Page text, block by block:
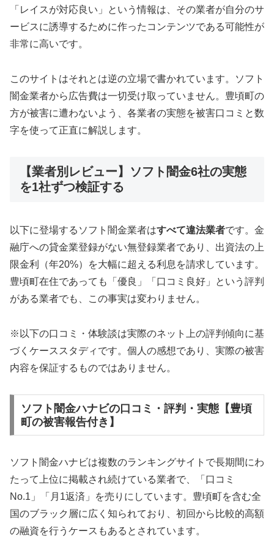
「レイスが対応良い」という情報は、その業者が自分のサ
ービスに誘導するために作ったコンテンツである可能性が
非常に高いです。
このサイトはそれとは逆の立場で書かれています。ソフト
闇金業者から広告費は一切受け取っていません。豊頃町の
方が被害に遭わないよう、各業者の実態を被害口コミと数
字を使って正直に解説します。
【業者別レビュー】ソフト闇金6社の実態
を1社ずつ検証する
以下に登場するソフト闇金業者はすべて違法業者です。金
融庁への貸金業登録がない無登録業者であり、出資法の上
限金利（年20%）を大幅に超える利息を請求しています。
豊頃町在住であっても「優良」「口コミ良好」という評判
がある業者でも、この事実は変わりません。
※以下の口コミ・体験談は実際のネット上の評判傾向に基
づくケーススタディです。個人の感想であり、実際の被害
内容を保証するものではありません。
ソフト闇金ハナビの口コミ・評判・実態【豊頃
町の被害報告付き】
ソフト闇金ハナビは複数のランキングサイトで長期間にわ
たって上位に掲載され続けている業者で、「口コミ
No.1」「月1返済」を売りにしています。豊頃町を含む全
国のブラック層に広く知られており、初回から比較的高額
の融資を行うケースもあるとされています。